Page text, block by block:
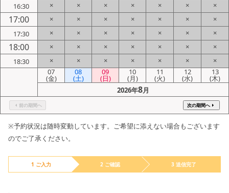
16:30
× × × × × × ×
17:00 × × × × × ×
×
17:30
× × × × × × ×
18:00 × × × × × ×
×
18:30
× × × × × ×
×
07
(金)
08
(土)
09
(日)
10
(月)
11
(火)
12
(水)
13
(木)
2026年8月
前の期間へ 次の期間へ
※予約状況は随時変動しています。ご希望に添えない場合もございます
のでご了承ください。
1 ご入力 2 ご確認 3 送信完了